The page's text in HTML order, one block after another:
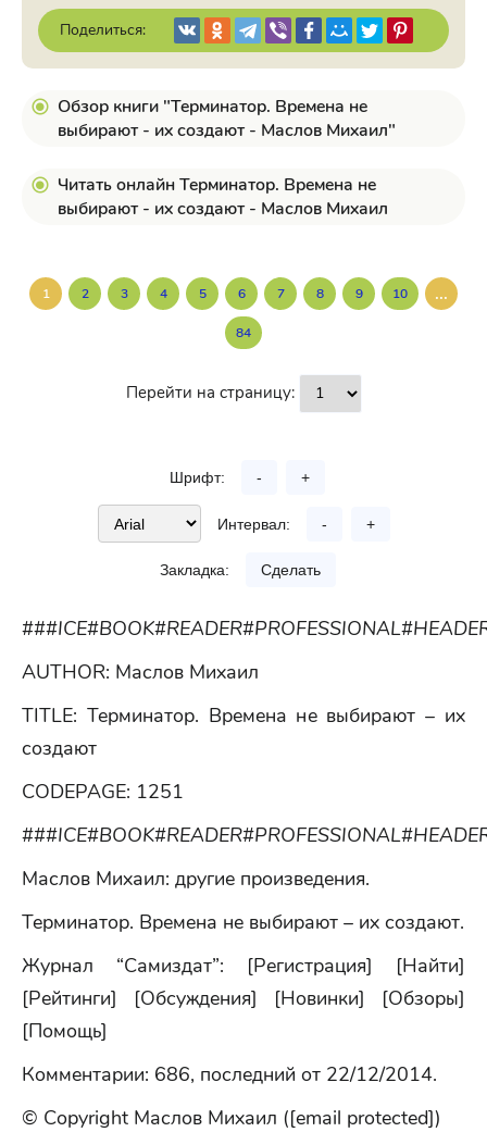
Поделиться:
Обзор книги "Терминатор. Времена не
выбирают - их создают - Маслов Михаил"
Читать онлайн Терминатор. Времена не
выбирают - их создают - Маслов Михаил
1 2 3 4 5 6 7 8 9 10 ...
84
Перейти на страницу:
Шрифт: - +
Интервал: - +
Закладка: Сделать
AUTHOR: Маслов Михаил
TITLE: Терминатор. Времена не выбирают – их
создают
CODEPAGE: 1251
Маслов Михаил: другие произведения.
Терминатор. Времена не выбирают – их создают.
Журнал “Самиздат”: [Регистрация] [Найти]
[Рейтинги] [Обсуждения] [Новинки] [Обзоры]
[Помощь]
Комментарии: 686, последний от 22/12/2014.
© Copyright Маслов Михаил ([email protected])